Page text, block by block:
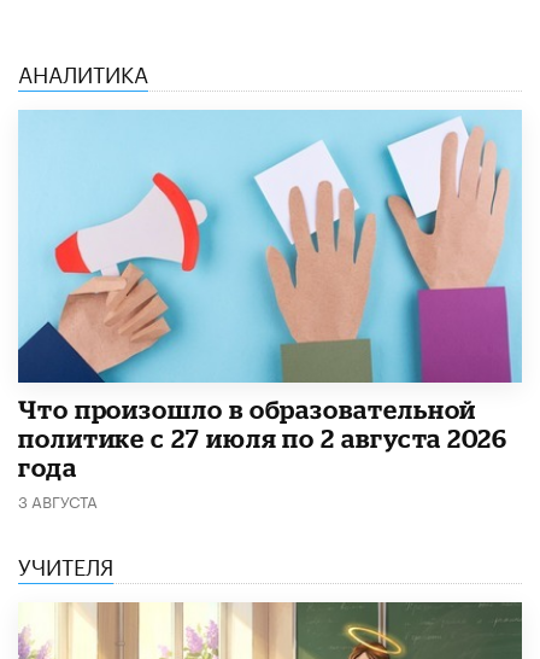
АНАЛИТИКА
​Что произошло в образовательной
политике с 27 июля по 2 августа 2026
года
3 АВГУСТА
УЧИТЕЛЯ